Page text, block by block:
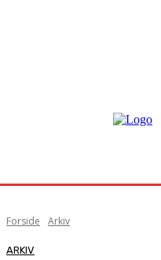
Forside Arkiv
ARKIV